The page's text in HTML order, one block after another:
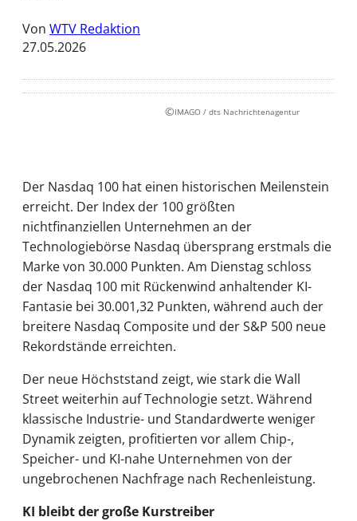
Von WTV Redaktion
27.05.2026
©IMAGO / dts Nachrichtenagentur
Der Nasdaq 100 hat einen historischen Meilenstein
erreicht. Der Index der 100 größten
nichtfinanziellen Unternehmen an der
Technologiebörse Nasdaq übersprang erstmals die
Marke von 30.000 Punkten. Am Dienstag schloss
der Nasdaq 100 mit Rückenwind anhaltender KI-
Fantasie bei 30.001,32 Punkten, während auch der
breitere Nasdaq Composite und der S&P 500 neue
Rekordstände erreichten.
Der neue Höchststand zeigt, wie stark die Wall
Street weiterhin auf Technologie setzt. Während
klassische Industrie- und Standardwerte weniger
Dynamik zeigten, profitierten vor allem Chip-,
Speicher- und KI-nahe Unternehmen von der
ungebrochenen Nachfrage nach Rechenleistung.
KI bleibt der große Kurstreiber